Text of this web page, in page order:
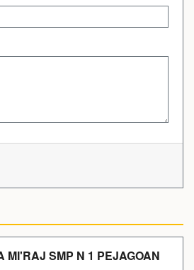
MI'RAJ SMP N 1 PEJAGOAN